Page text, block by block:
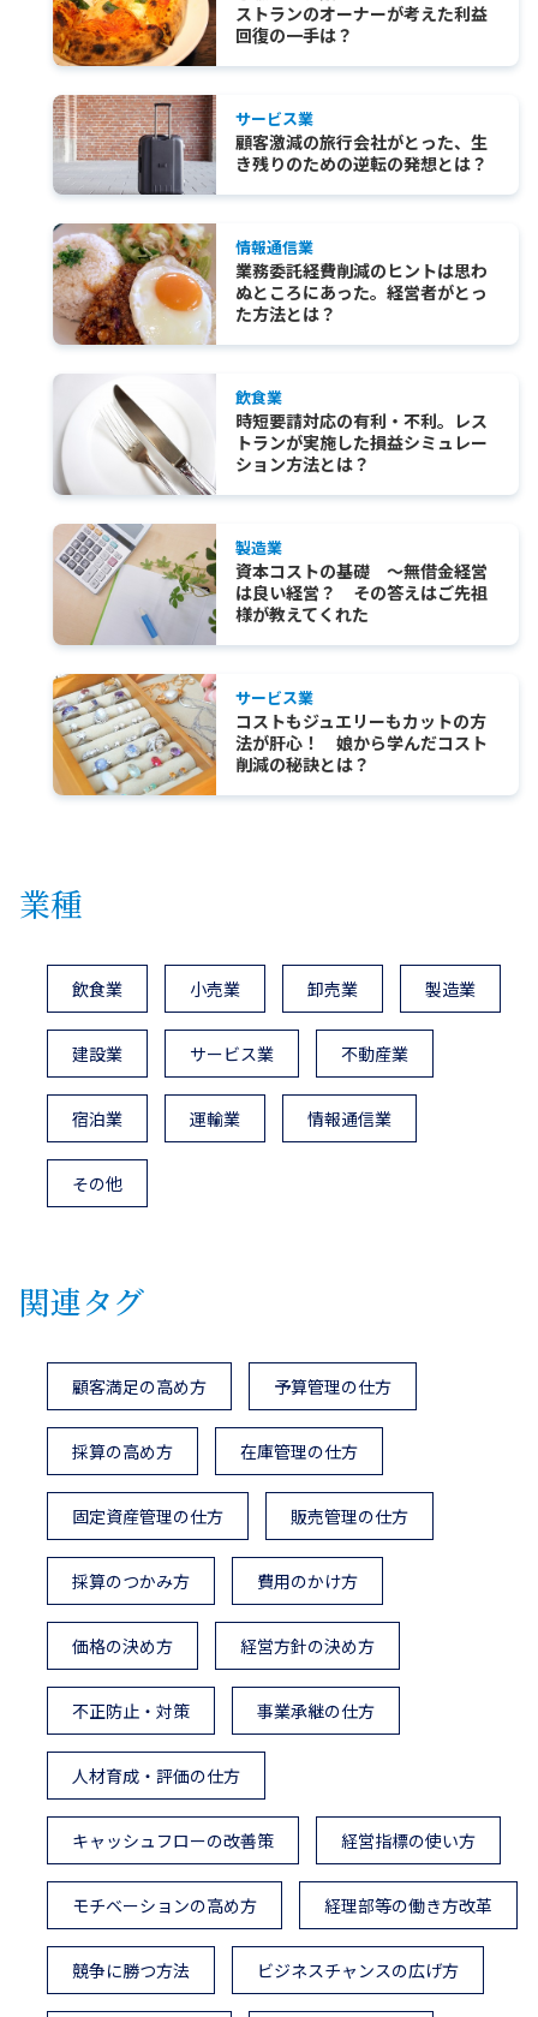
ストランのオーナーが考えた利益
回復の一手は？
サービス業
顧客激減の旅行会社がとった、生
き残りのための逆転の発想とは？
情報通信業
業務委託経費削減のヒントは思わ
ぬところにあった。経営者がとっ
た方法とは？
飲食業
時短要請対応の有利・不利。レス
トランが実施した損益シミュレー
ション方法とは？
製造業
資本コストの基礎 ～無借金経営
は良い経営？ その答えはご先祖
様が教えてくれた
サービス業
コストもジュエリーもカットの方
法が肝心！ 娘から学んだコスト
削減の秘訣とは？
業種
飲食業 小売業 卸売業 製造業
建設業 サービス業 不動産業
宿泊業 運輸業 情報通信業
その他
関連タグ
顧客満足の高め方 予算管理の仕方
採算の高め方 在庫管理の仕方
固定資産管理の仕方 販売管理の仕方
採算のつかみ方 費用のかけ方
価格の決め方 経営方針の決め方
不正防止・対策 事業承継の仕方
人材育成・評価の仕方
キャッシュフローの改善策 経営指標の使い方
モチベーションの高め方 経理部等の働き方改革
競争に勝つ方法 ビジネスチャンスの広げ方